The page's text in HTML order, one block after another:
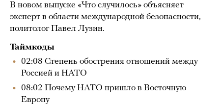
В новом выпуске «Что случилось» объясняет
эксперт в области международной безопасности,
политолог Павел Лузин.
Таймкоды
02:08 Степень обострения отношений между
Россией и НАТО
08:02 Почему НАТО пришло в Восточную
Европу